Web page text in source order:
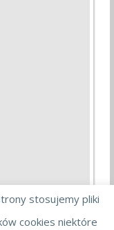
stosujemy pliki
cookies niektóre